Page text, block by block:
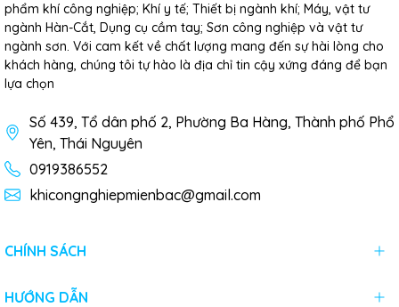
phẩm khí công nghiệp; Khí y tế; Thiết bị ngành khí; Máy, vật tư
ngành Hàn-Cắt, Dụng cụ cầm tay; Sơn công nghiệp và vật tư
ngành sơn. Với cam kết về chất lượng mang đến sự hài lòng cho
khách hàng, chúng tôi tự hào là địa chỉ tin cậy xứng đáng để bạn
lựa chọn
Số 439, Tổ dân phố 2, Phường Ba Hàng, Thành phố Phổ
Yên, Thái Nguyên
0919386552
khicongnghiepmienbac@gmail.com
CHÍNH SÁCH
HƯỚNG DẪN